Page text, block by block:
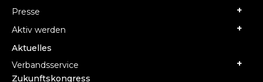
Presse
Aktiv werden
Aktuelles
Verbandsservice
Zukunftskongress